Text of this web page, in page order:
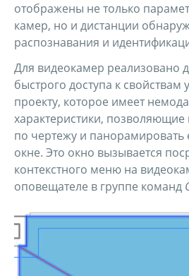
отображены не только
камер, но и дистанции
распознавания и
Для видеокамер реализовано
быстрого доступа к свойствам
проекту, которое имеет
характеристики,
по чертежу и панорамировать
окне. Это окно вызывается
контекстного меню на
оповещателе в группе команд